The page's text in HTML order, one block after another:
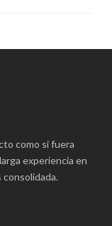
como si fuera
experiencia en
consolidada.